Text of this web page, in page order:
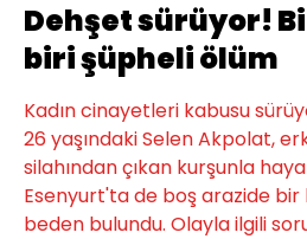
Dehşet sürüyor!
biri şüpheli ölüm
Kadın cinayetleri kabusu
26 yaşındaki Selen Akpolat,
silahından çıkan kurşunla
Esenyurt'ta de boş arazide bir
beden bulundu. Olayla ilgili